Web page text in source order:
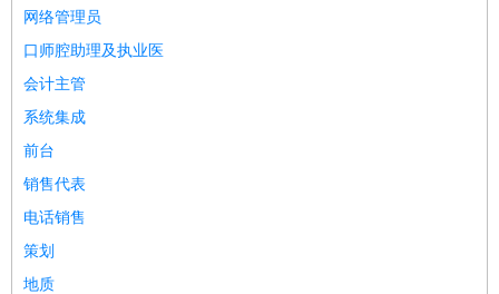
网络管理员
口师腔助理及执业医
会计主管
系统集成
前台
销售代表
电话销售
策划
地质